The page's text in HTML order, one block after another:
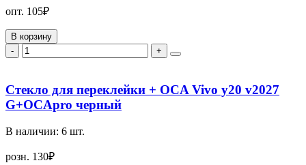
опт. 105₽
В корзину
-
+
Стекло для переклейки + OCA Vivo y20 v2027
G+OCApro черный
В наличии: 6 шт.
розн. 130₽